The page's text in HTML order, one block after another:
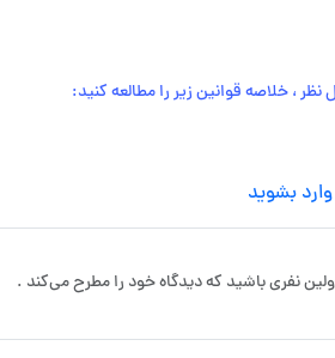
، خلاصه قوانین زیر را مطالعه کنید:
وارد بشوید
نفری باشید که دیدگاه خود را مطرح می‌کند .